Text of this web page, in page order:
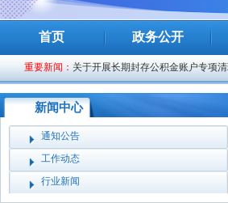
首页 政务公开
重要新闻：
凝心聚力提质效 攻坚实干促跃升
下半年工作部...
关于开展长期封存公积金账户专项
威海市住房公积金管理中心召开纠
南通推进住房公积金单位业务“全程网
关于调整威海市2026年度住房公积
全市食品药品安全委员会全体会议召
关于2026年度住房公积金结息期间
新闻中心
通知公告
工作动态
行业新闻